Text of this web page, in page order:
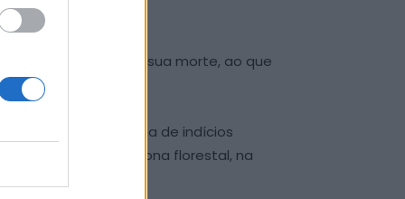
da qual resultou a sua morte, ao que
bem como a recolha de indícios
do cadáver, em zona florestal, na